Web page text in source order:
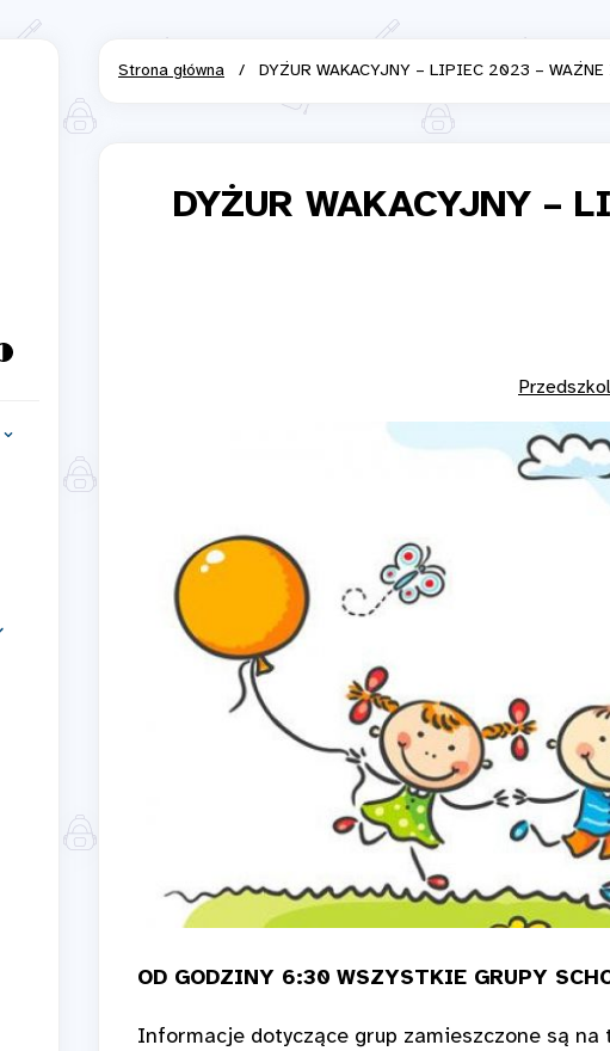
Strona główna / DYŻUR WAKACYJNY – LIPIEC 2023 – WAŻNE
DYŻUR WAKACYJNY –
OD GODZINY 6:30 WSZYSTKIE GRUPY
Informacje dotyczące grup zamieszczone są na